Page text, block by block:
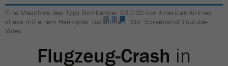
Eine Maschine des Typs Bombardier CRJ700 von American Airlines
stiess mit einem Helikopter zusammen. Bild: Screenshot Youtube-
Video
Flugzeug-Crash in